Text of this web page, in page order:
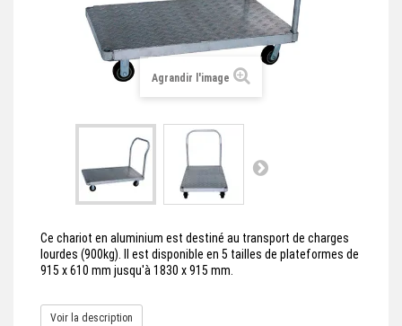
Agrandir l'image
Ce chariot en aluminium est destiné au transport de charges
lourdes (900kg). Il est disponible en 5 tailles de plateformes de
915 x 610 mm jusqu'à 1830 x 915 mm.
Voir la description